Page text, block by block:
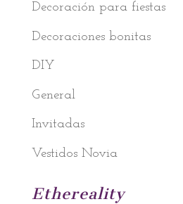
Decoración para fiestas
Decoraciones bonitas
DIY
General
Invitadas
Vestidos Novia
Ethereality